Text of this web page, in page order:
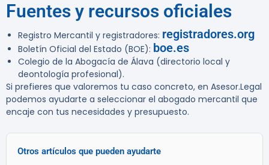
Fuentes y recursos oficiales
Registro Mercantil y registradores: registradores.org
Boletín Oficial del Estado (BOE): boe.es
Colegio de la Abogacía de Álava (directorio local y
deontología profesional).
Si prefieres que valoremos tu caso concreto, en Asesor.Legal
podemos ayudarte a seleccionar el abogado mercantil que
encaje con tus necesidades y presupuesto.
Otros artículos que pueden ayudarte